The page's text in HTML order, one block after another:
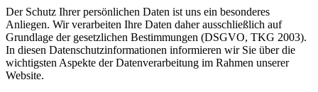
Der Schutz Ihrer persönlichen Daten ist uns ein besonderes
Anliegen. Wir verarbeiten Ihre Daten daher ausschließlich auf
Grundlage der gesetzlichen Bestimmungen (DSGVO, TKG 2003).
In diesen Datenschutzinformationen informieren wir Sie über die
wichtigsten Aspekte der Datenverarbeitung im Rahmen unserer
Website.